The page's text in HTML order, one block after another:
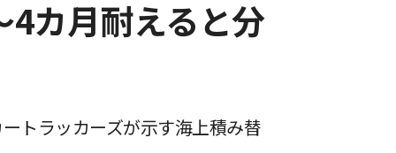
4カ月耐えると分
トラッカーズが示す海上積み替